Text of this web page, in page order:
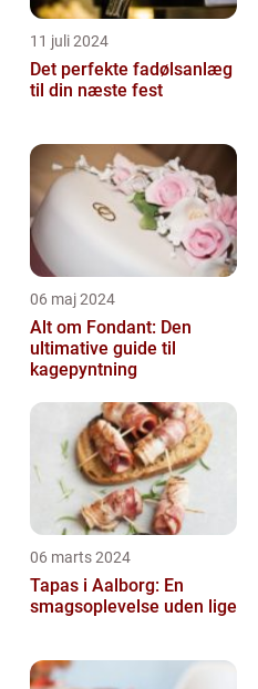
11 juli 2024
Det perfekte fadølsanlæg
til din næste fest
06 maj 2024
Alt om Fondant: Den
ultimative guide til
kagepyntning
06 marts 2024
Tapas i Aalborg: En
smagsoplevelse uden lige